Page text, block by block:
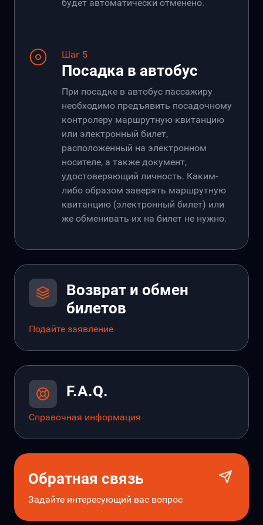
будет автоматически отменено.
Шаг 5
Посадка в автобус
При посадке в автобус пассажиру
необходимо предъявить посадочному
контролеру маршрутную квитанцию
или электронный билет,
расположенный на электронном
носителе, а также документ,
удостоверяющий личность. Каким-
либо образом заверять маршрутную
квитанцию (электронный билет) или
же обменивать их на билет не нужно.
Возврат и обмен
билетов
Подайте заявление
F.A.Q.
Справочная информация
Обратная связь
Задайте интересующий вас вопрос